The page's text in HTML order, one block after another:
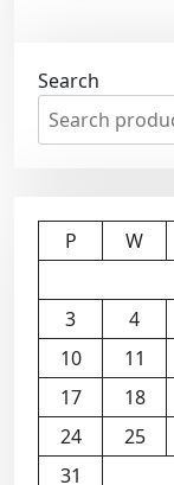
Search
P W
3
4
10
11
17
18
24
25
31